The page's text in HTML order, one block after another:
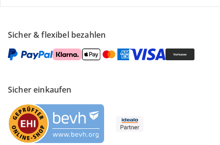
Sicher & flexibel bezahlen
Sicher einkaufen